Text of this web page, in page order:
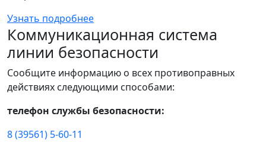
Узнать подробнее
Коммуникационная система
линии безопасности
Сообщите информацию о всех противоправных
действиях следующими способами:
телефон службы безопасности:
8 (39561) 5-60-11